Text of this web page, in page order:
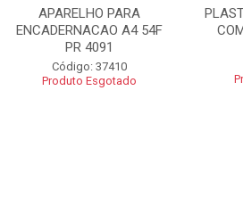
APARELHO PARA
ENCADERNACAO A4 54F
PR 4091
Código: 37410
Produto Esgotado